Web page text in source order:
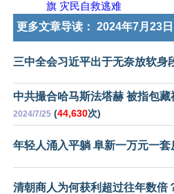
旗 灾民自救逃难
更多文章导读： 2024年7月23日
三中全会习近平出于无奈放软身
中共撮合哈马斯法塔赫 被指包藏
2024/7/25 (44,630次)
年轻人涌入平躺 阜新一万元一套
清朝商人为何获利超过往年数倍